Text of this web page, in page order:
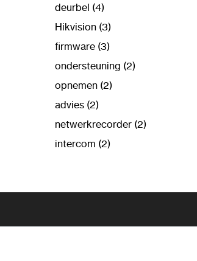
deurbel (4)
Hikvision (3)
firmware (3)
ondersteuning (2)
opnemen (2)
advies (2)
netwerkrecorder (2)
intercom (2)